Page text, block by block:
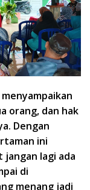
orang, dan hak
Dengan
ini
jangan lagi ada
di
menang jadi